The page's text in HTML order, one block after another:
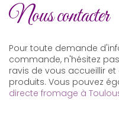
Nous contacter
Pour toute demande
commande, n'hésitez
ravis de vous accueillir
produits. Vous pouvez
directe fromage à